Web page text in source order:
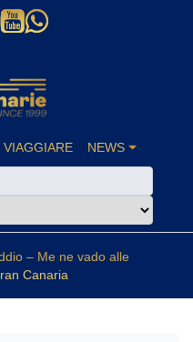
VIAGGIARE NEWS
– Me ne vado alle
Canaria